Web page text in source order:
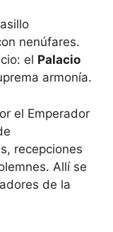
nenúfares.
el Palacio
armonía.
el Emperador
recepciones
Allí se
de la